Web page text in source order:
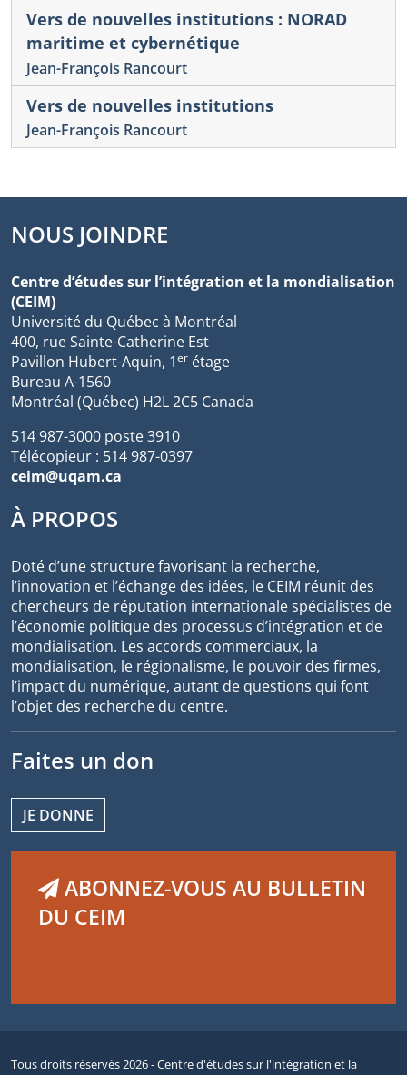
Vers de nouvelles institutions : NORAD
maritime et cybernétique
Jean-François Rancourt
Vers de nouvelles institutions
Jean-François Rancourt
NOUS JOINDRE
Centre d’études sur l’intégration et la mondialisation
(CEIM)
Université du Québec à Montréal
400, rue Sainte-Catherine Est
Pavillon Hubert-Aquin, 1er étage
Bureau A-1560
Montréal (Québec) H2L 2C5 Canada
514 987-3000 poste 3910
Télécopieur : 514 987-0397
ceim@uqam.ca
À PROPOS
Doté d’une structure favorisant la recherche,
l’innovation et l’échange des idées, le CEIM réunit des
chercheurs de réputation internationale spécialistes de
l’économie politique des processus d’intégration et de
mondialisation. Les accords commerciaux, la
mondialisation, le régionalisme, le pouvoir des firmes,
l’impact du numérique, autant de questions qui font
l’objet des recherche du centre.
Faites un don
JE DONNE
ABONNEZ-VOUS AU BULLETIN
DU CEIM
Tous droits réservés 2026 - Centre d'études sur l'intégration et la